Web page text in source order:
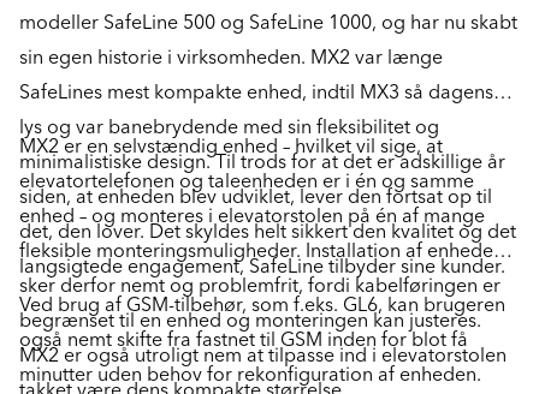
modeller SafeLine 500 og SafeLine 1000, og har nu skabt
sin egen historie i virksomheden. MX2 var længe
SafeLines mest kompakte enhed, indtil MX3 så dagens
lys og var banebrydende med sin fleksibilitet og
minimalistiske design. Til trods for at det er adskillige år
siden, at enheden blev udviklet, lever den fortsat op til
det, den lover. Det skyldes helt sikkert den kvalitet og det
langsigtede engagement, SafeLine tilbyder sine kunder.
MX2 er en selvstændig enhed – hvilket vil sige, at
elevatortelefonen og taleenheden er i én og samme
enhed – og monteres i elevatorstolen på én af mange
fleksible monteringsmuligheder. Installation af enheden
sker derfor nemt og problemfrit, fordi kabelføringen er
begrænset til en enhed og monteringen kan justeres.
MX2 er også utroligt nem at tilpasse ind i elevatorstolen
Ved brug af GSM-tilbehør, som f.eks. GL6, kan brugeren
også nemt skifte fra fastnet til GSM inden for blot få
minutter uden behov for rekonfiguration af enheden.